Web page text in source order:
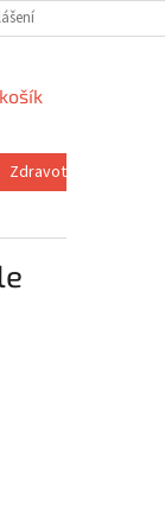
REKLAMAČNÍ ŘÁD
Zdravotní potřeby